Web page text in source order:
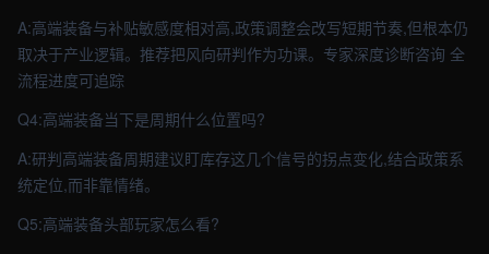
A:高端装备与补贴敏感度相对高,政策调整会改写短期节奏,但根本仍
取决于产业逻辑。推荐把风向研判作为功课。专家深度诊断咨询 全
流程进度可追踪
Q4:高端装备当下是周期什么位置吗?
A:研判高端装备周期建议盯库存这几个信号的拐点变化,结合政策系
统定位,而非靠情绪。
Q5:高端装备头部玩家怎么看?